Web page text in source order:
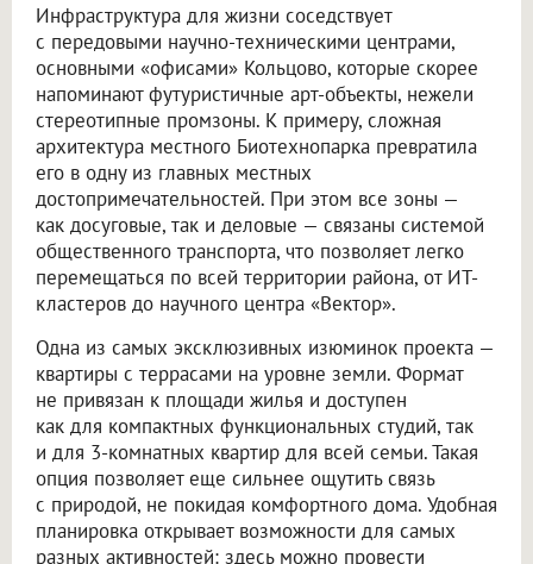
Инфраструктура для жизни соседствует
с передовыми научно-техническими центрами,
основными «офисами» Кольцово, которые скорее
напоминают футуристичные арт-объекты, нежели
стереотипные промзоны. К примеру, сложная
архитектура местного Биотехнопарка превратила
его в одну из главных местных
достопримечательностей. При этом все зоны —
как досуговые, так и деловые — связаны системой
общественного транспорта, что позволяет легко
перемещаться по всей территории района, от ИТ-
кластеров до научного центра «Вектор».
Одна из самых эксклюзивных изюминок проекта —
квартиры с террасами на уровне земли. Формат
не привязан к площади жилья и доступен
как для компактных функциональных студий, так
и для 3-комнатных квартир для всей семьи. Такая
опция позволяет еще сильнее ощутить связь
с природой, не покидая комфортного дома. Удобная
планировка открывает возможности для самых
разных активностей: здесь можно провести